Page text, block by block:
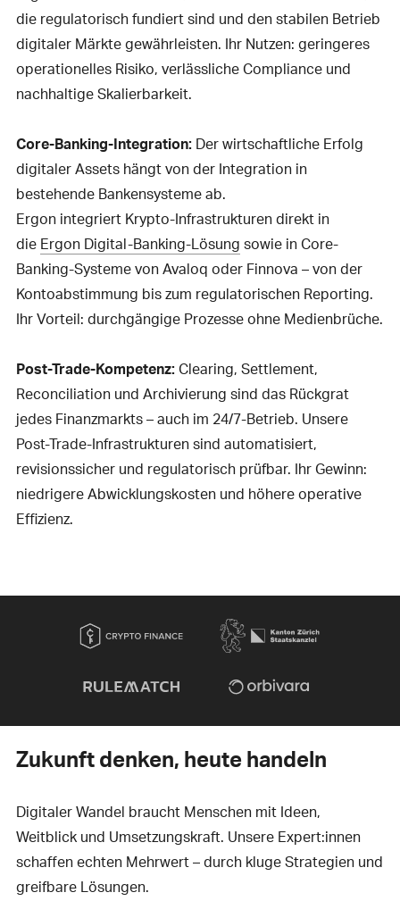
die regulatorisch fundiert sind und den stabilen Betrieb
digitaler Märkte gewährleisten. Ihr Nutzen: geringeres
operationelles Risiko, verlässliche Compliance und
nachhaltige Skalierbarkeit.
Core-Banking-Integration:Der wirtschaftliche Erfolg
digitaler Assets hängt von der Integration in
bestehende Bankensysteme ab.
Ergon integriert Krypto-Infrastrukturen direkt in
die Ergon Digital-Banking-Lösung sowie in Core-
Banking-Systeme von Avaloq oder Finnova – von der
Kontoabstimmung bis zum regulatorischen Reporting.
Ihr Vorteil: durchgängige Prozesse ohne Medienbrüche.
Post-Trade-Kompetenz:Clearing, Settlement,
Reconciliation und Archivierung sind das Rückgrat
jedes Finanzmarkts – auch im 24/7-Betrieb. Unsere
Post-Trade-Infrastrukturen sind automatisiert,
revisionssicher und regulatorisch prüfbar. Ihr Gewinn:
niedrigere Abwicklungskosten und höhere operative
Effizienz.
Zukunft denken, heute handeln
Digitaler Wandel braucht Menschen mit Ideen,
Weitblick und Umsetzungskraft. Unsere Expert:innen
schaffen echten Mehrwert – durch kluge Strategien und
greifbare Lösungen.